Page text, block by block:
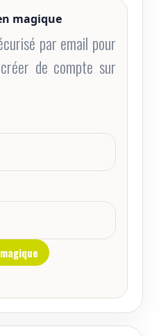
magique
par email pour
de compte sur